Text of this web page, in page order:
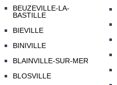
BEUZEVILLE-LA-
BASTILLE
BIEVILLE
BINIVILLE
BLAINVILLE-SUR-MER
BLOSVILLE